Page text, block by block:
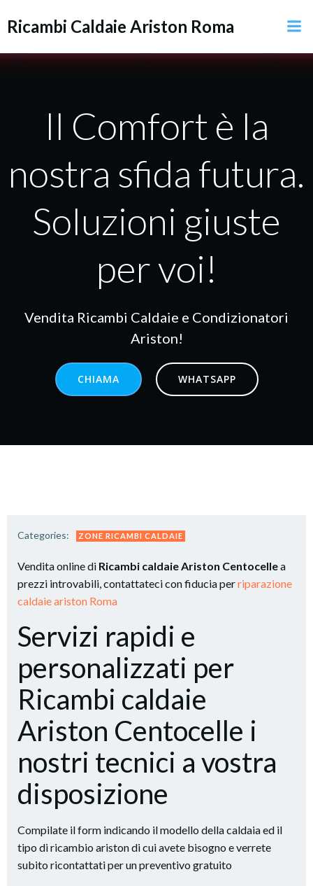
al
Ricambi Caldaie Ariston Roma
Il Comfort è la
nostra sfida futura.
Soluzioni giuste
per voi!
Vendita Ricambi Caldaie e Condizionatori
Ariston!
CHIAMA WHATSAPP
Categories: ZONE RICAMBI CALDAIE
Vendita online di Ricambi caldaie Ariston Centocellea
prezzi introvabili, contattateci con fiducia perriparazione
caldaie ariston Roma
Servizi rapidi e
personalizzati per
Ricambi caldaie
Ariston Centocelle i
nostri tecnici a vostra
disposizione
Compilate il form indicando il modello della caldaia ed il
tipo di ricambio ariston di cui avete bisogno e verrete
subito ricontattati per un preventivo gratuito